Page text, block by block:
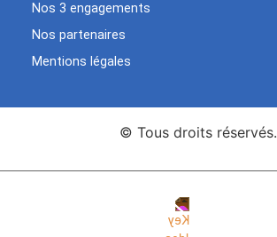
Nos 3 engagements
Nos partenaires
Mentions légales
© Tous droits réservés.